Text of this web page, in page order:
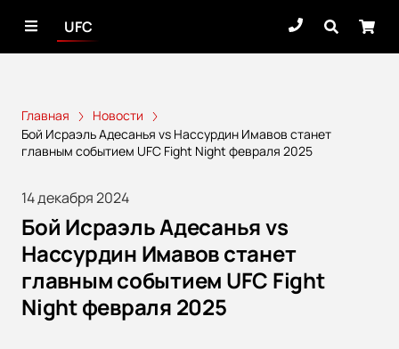
UFC
Главная
Новости
Бой Исраэль Адесанья vs Нассурдин Имавов станет
главным событием UFC Fight Night февраля 2025
14 декабря 2024
Бой Исраэль Адесанья vs
Нассурдин Имавов станет
главным событием UFC Fight
Night февраля 2025